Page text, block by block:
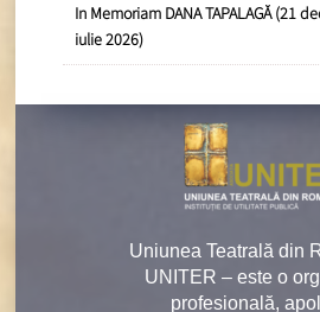
In Memoriam DANA TAPALAGĂ (21
iulie 2026)
Uniunea Teatrală din
UNITER – este o
profesională,